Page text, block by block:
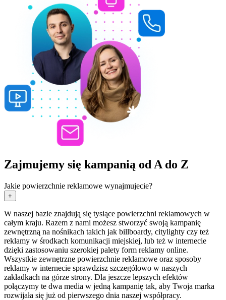
Zajmujemy się kampanią od A do Z
Jakie powierzchnie reklamowe wynajmujecie?
+
W naszej bazie znajdują się tysiące powierzchni reklamowych w
całym kraju. Razem z nami możesz stworzyć swoją kampanię
zewnętrzną na nośnikach takich jak billboardy, citylighty czy też
reklamy w środkach komunikacji miejskiej, lub też w internecie
dzięki zastosowaniu szerokiej palety form reklamy online.
Wszystkie zewnętrzne powierzchnie reklamowe oraz sposoby
reklamy w internecie sprawdzisz szczegółowo w naszych
zakładkach na górze strony. Dla jeszcze lepszych efektów
połączymy te dwa media w jedną kampanię tak, aby Twoja marka
rozwijała się już od pierwszego dnia naszej współpracy.